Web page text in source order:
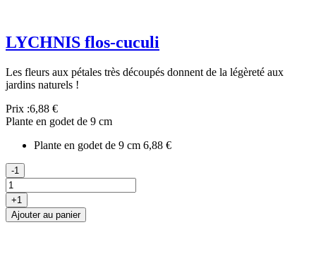
LYCHNIS flos-cuculi
Les fleurs aux pétales très découpés donnent de la légèreté aux
jardins naturels !
Prix :6,88 €
Plante en godet de 9 cm
Plante en godet de 9 cm 6,88 €
-1
+1
Ajouter au panier